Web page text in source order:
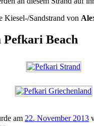
Kiesel-/Sandstrand von
Beach
am 22. November 2013